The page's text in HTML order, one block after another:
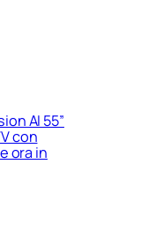
AI 55”
con
ora in